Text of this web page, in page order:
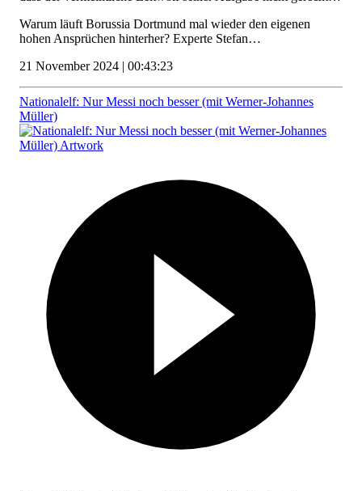
Warum läuft Borussia Dortmund mal wieder den eigenen
hohen Ansprüchen hinterher? Experte Stefan…
21 November 2024 | 00:43:23
Nationalelf: Nur Messi noch besser (mit Werner-Johannes
Müller)